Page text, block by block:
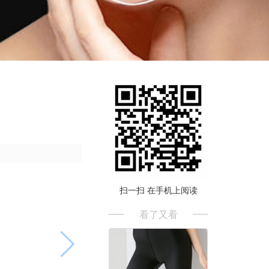
扫一扫 在手机上阅读
看了又看